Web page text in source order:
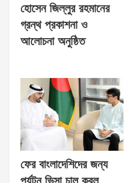
হোসেন জিল্লুর রহমানের
গ্রন্থ প্রকাশনা ও
আলোচনা অনুষ্ঠিত
ফের বাংলাদেশিদের জন্য